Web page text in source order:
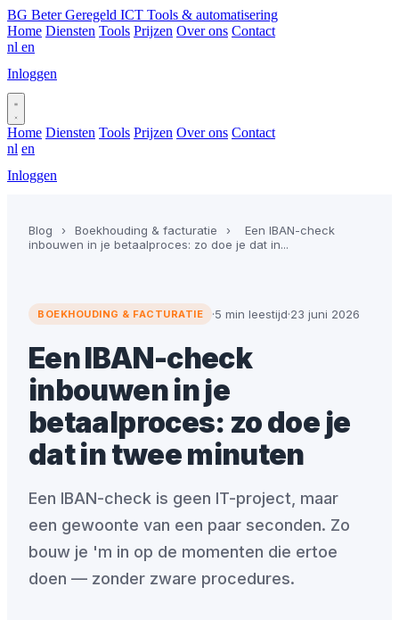
BG Beter Geregeld ICT Tools & automatisering
Home Diensten Tools Prijzen Over ons Contact
nl en
Inloggen
Home Diensten Tools Prijzen Over ons Contact
nl en
Inloggen
Blog › Boekhouding & facturatie ›
Een IBAN-check
inbouwen in je betaalproces: zo doe je dat in...
BOEKHOUDING & FACTURATIE ·5 min leestijd·23 juni 2026
Een IBAN-check
inbouwen in je
betaalproces: zo doe je
dat in twee minuten
Een IBAN-check is geen IT-project, maar
een gewoonte van een paar seconden. Zo
bouw je 'm in op de momenten die ertoe
doen — zonder zware procedures.